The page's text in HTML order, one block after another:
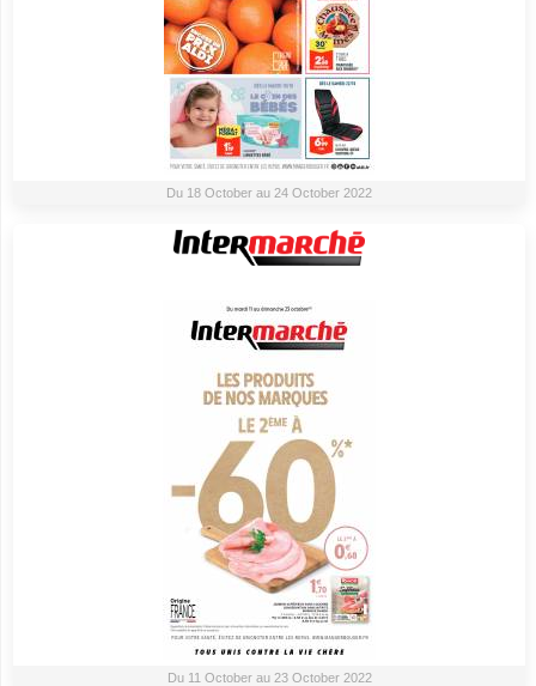
Du 18 October au 24 October 2022
Du 11 October au 23 October 2022